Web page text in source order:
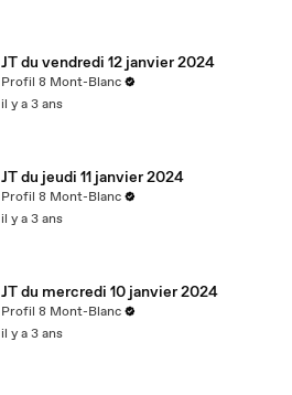
JT du vendredi 12 janvier 2024
Profil 8 Mont-Blanc
il y a 3 ans
JT du jeudi 11 janvier 2024
Profil 8 Mont-Blanc
il y a 3 ans
JT du mercredi 10 janvier 2024
Profil 8 Mont-Blanc
il y a 3 ans